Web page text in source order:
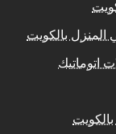
المنزل بالكويت
اتوماتيك